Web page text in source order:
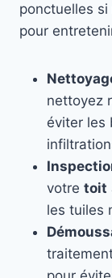
ponctuelles
pour
nettoyez
éviter les
votre toit
les tuiles